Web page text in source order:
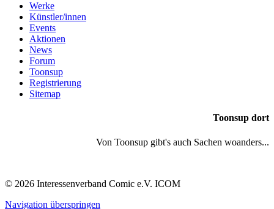
Werke
Künstler/innen
Events
Aktionen
News
Forum
Toonsup
Registrierung
Sitemap
Toonsup dort
Von Toonsup gibt's auch Sachen woanders...
© 2026 Interessenverband Comic e.V. ICOM
Navigation überspringen